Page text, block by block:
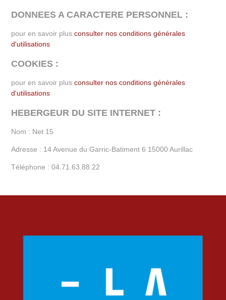
DONNEES A CARACTERE PERSONNEL :
pour en savoir plusconsulter nos conditions générales
d'utilisations
COOKIES :
pour en savoir plusconsulter nos conditions générales
d'utilisations
HEBERGEUR DU SITE INTERNET :
Nom : Net 15
Adresse : 14 Avenue du Garric-Batiment 6 15000 Aurillac
Téléphone :04.71.63.88.22